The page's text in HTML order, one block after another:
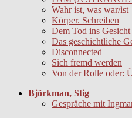
Wahr ist, was war/ist
Körper. Schreiben
Dem Tod ins Gesicht
Das geschichtliche
Disconnected
Sich fremd werden
Von der Rolle oder:
Björkman, Stig
Gespräche mit